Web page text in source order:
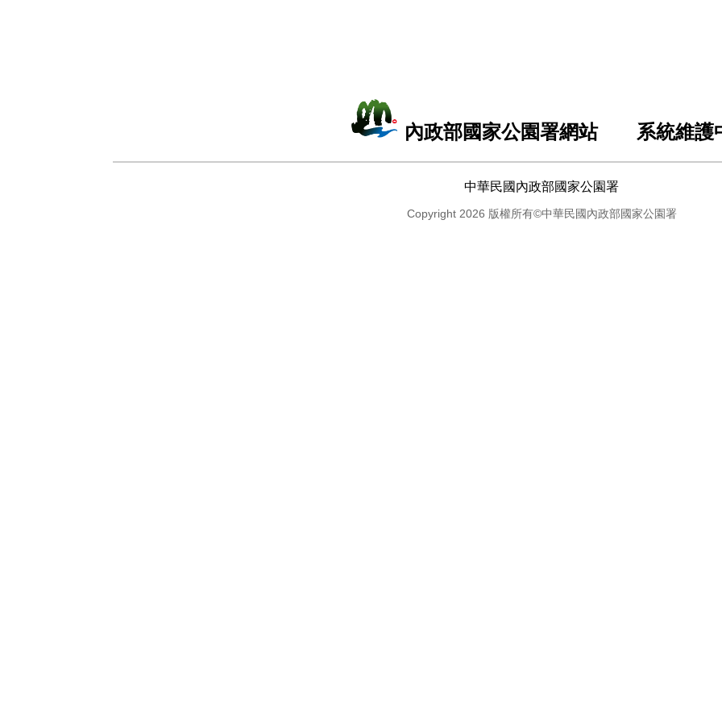
內政部國家公園署網站 系統維護
中華民國內政部國家公園署
Copyright 2026 版權所有©中華民國內政部國家公園署